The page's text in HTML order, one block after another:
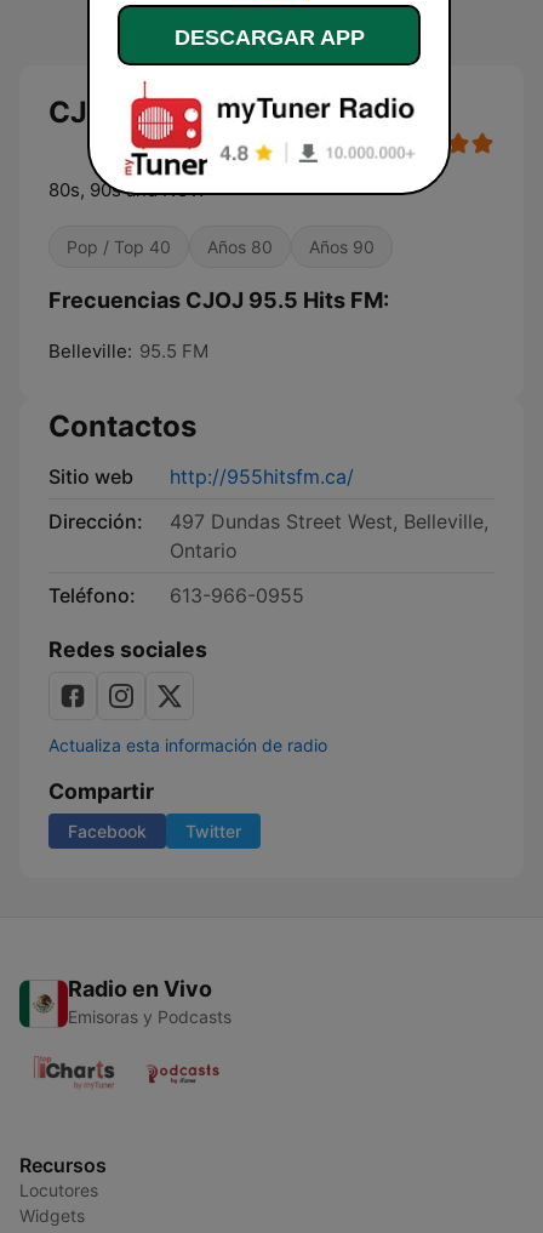
CJOJ 95.5 Hits FM
80s, 90s and NOW
Pop / Top 40 Años 80 Años 90
Frecuencias CJOJ 95.5 Hits FM:
Belleville: 95.5 FM
Contactos
Sitio web
http://955hitsfm.ca/
Dirección:
497 Dundas Street West, Belleville,
Ontario
Teléfono:
613-966-0955
Redes sociales
Actualiza esta información de radio
Compartir
Facebook Twitter
Radio en Vivo
Emisoras y Podcasts
Recursos
Locutores
Widgets
DESCARGAR APP